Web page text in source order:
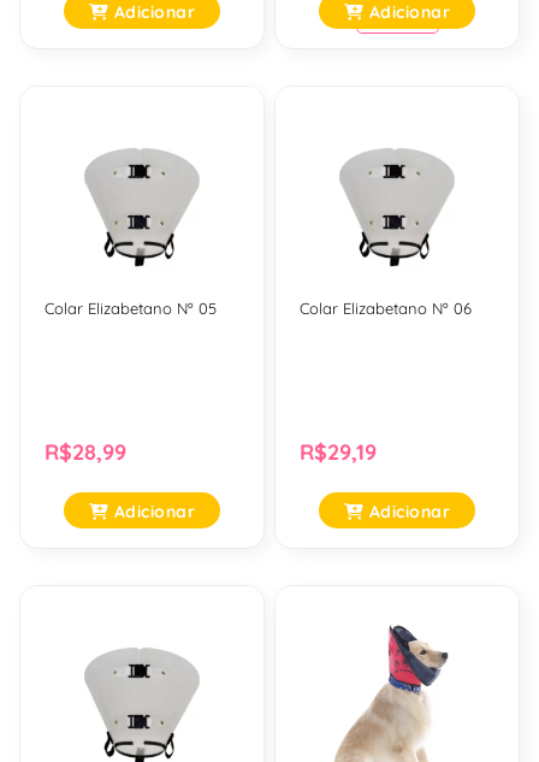
Adicionar
Tam. 08
Adicionar
Colar Elizabetano Nº 05
R$28,99
Adicionar
Colar Elizabetano Nº 06
R$29,19
Adicionar